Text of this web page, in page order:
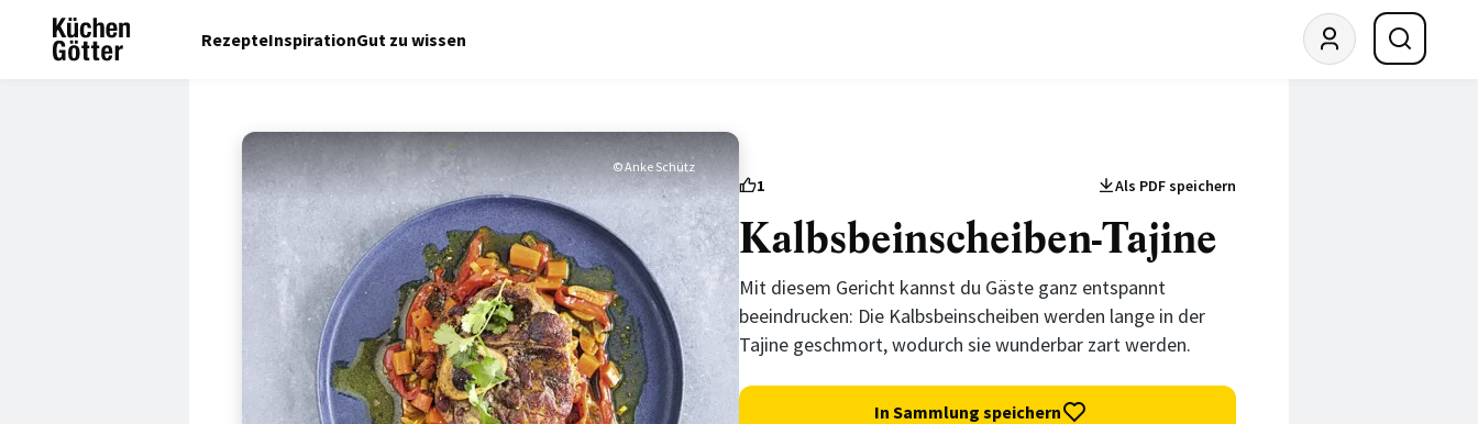
RezepteInspirationGut zu wissen
© Anke Schütz
1 Als PDF speichern
Kalbsbeinscheiben-Tajine
Mit diesem Gericht kannst du Gäste ganz entspannt
beeindrucken: Die Kalbsbeinscheiben werden lange in der
Tajine geschmort, wodurch sie wunderbar zart werden.
In Sammlung speichern